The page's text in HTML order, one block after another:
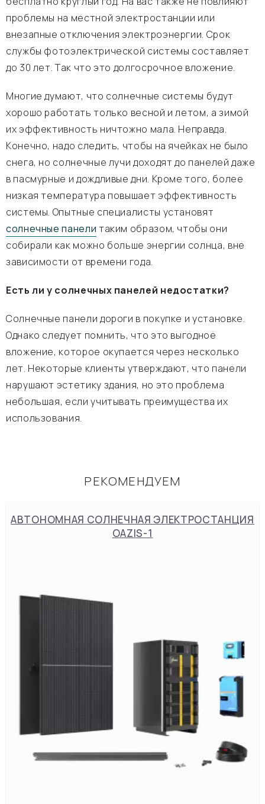
проблемы на местной электростанции или
внезапные отключения электроэнергии. Срок
службы фотоэлектрической системы составляет
до 30 лет. Так что это долгосрочное вложение.
Многие думают, что солнечные системы будут
хорошо работать только весной и летом, а зимой
их эффективность ничтожно мала. Неправда.
Конечно, надо следить, чтобы на ячейках не было
снега, но солнечные лучи доходят до панелей даже
в пасмурные и дождливые дни. Кроме того, более
низкая температура повышает эффективность
системы. Опытные специалисты установят
солнечные панели таким образом, чтобы они
собирали как можно больше энергии солнца, вне
зависимости от времени года.
Есть ли у солнечных панелей недостатки?
Солнечные панели дороги в покупке и установке.
Однако следует помнить, что это выгодное
вложение, которое окупается через несколько
лет. Некоторые клиенты утверждают, что панели
нарушают эстетику здания, но это проблема
небольшая, если учитывать преимущества их
использования.
РЕКОМЕНДУЕМ
АВТОНОМНАЯ СОЛНЕЧНАЯ ЭЛЕКТРОСТАНЦИЯ
OAZIS-1